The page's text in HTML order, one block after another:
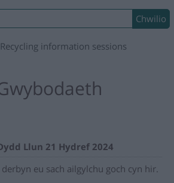
Recycling information sessions
Llun 21 Hydref 2024
eu sach ailgylchu goch cyn hir.